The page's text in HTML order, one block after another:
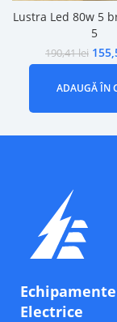
Lustra Led 80w 5
5
190,41lei
ADAUGĂ ÎN
Echipamente
Electrice